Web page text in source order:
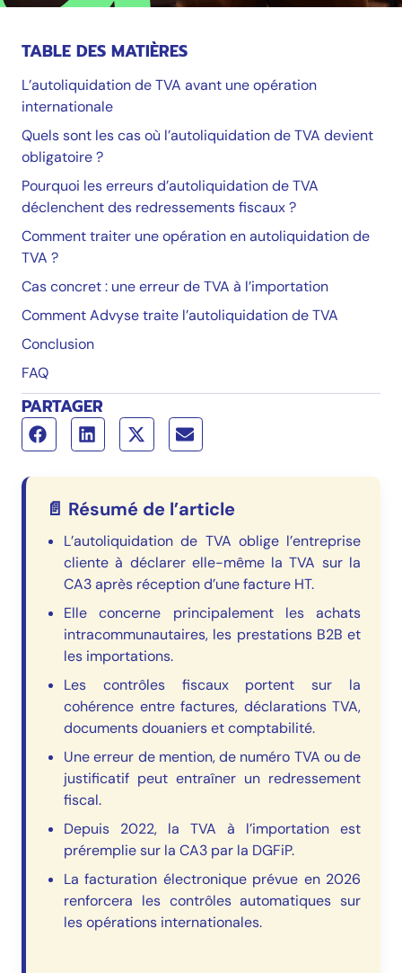
TABLE DES MATIÈRES
L’autoliquidation de TVA avant une opération
internationale
Quels sont les cas où l’autoliquidation de TVA devient
obligatoire ?
Pourquoi les erreurs d’autoliquidation de TVA
déclenchent des redressements fiscaux ?
Comment traiter une opération en autoliquidation de
TVA ?
Cas concret : une erreur de TVA à l’importation
Comment Advyse traite l’autoliquidation de TVA
Conclusion
FAQ
PARTAGER
📄 Résumé de l’article
L’autoliquidation de TVA oblige l’entreprise
cliente à déclarer elle-même la TVA sur la
CA3 après réception d’une facture HT.
Elle concerne principalement les achats
intracommunautaires, les prestations B2B et
les importations.
Les contrôles fiscaux portent sur la
cohérence entre factures, déclarations TVA,
documents douaniers et comptabilité.
Une erreur de mention, de numéro TVA ou de
justificatif peut entraîner un redressement
fiscal.
Depuis 2022, la TVA à l’importation est
préremplie sur la CA3 par la DGFiP.
La facturation électronique prévue en 2026
renforcera les contrôles automatiques sur
les opérations internationales.